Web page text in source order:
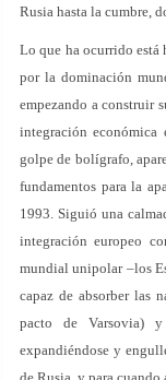
Rusia hasta la cumbre,
Lo que ha ocurrido está
por la dominación
empezando a construir
integración económica
golpe de bolígrafo,
fundamentos para la
1993. Siguió una
integración europeo
mundial unipolar –los
capaz de absorber las
pacto de Varsovia)
expandiéndose y